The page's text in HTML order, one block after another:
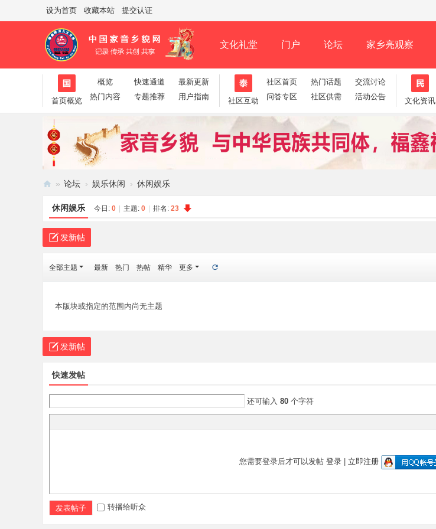
设为首页 收藏本站 提交认证
文化礼堂 门户 论坛 家乡亮观察
帮助 淘帖 日志 相册 分享 记录 排行榜
首页概览
概览 快速通道
最新更新
热门内容
专题推荐 用户指南 社区互动
社区首页 热门话题
交流讨论
问答专区
社区供需 活动公告 文化资讯
音
乡
» 论坛 › 娱乐休闲 › 休闲娱乐
休闲娱乐 今日: 0 主题: 0 排名: 23
发新帖
全部主题 最新 热门 热帖 精华 更多
本版块或指定的范围内尚无主题
发新帖
快速发帖
还可输入 80 个字符
您需要登录后才可以发帖 登录 立即注册
发表帖子 转播给听众